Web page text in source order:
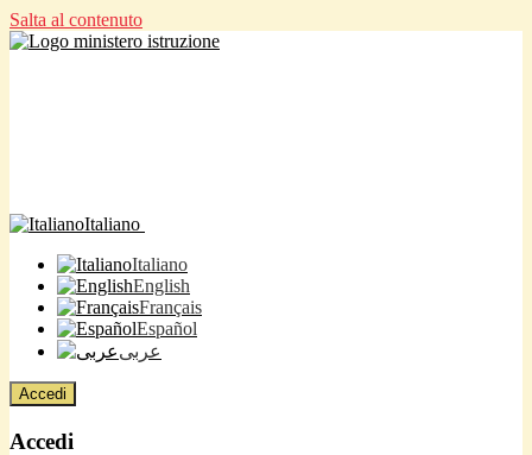
Salta al contenuto
Italiano
Italiano
English
Français
Español
عربى
Accedi
Accedi